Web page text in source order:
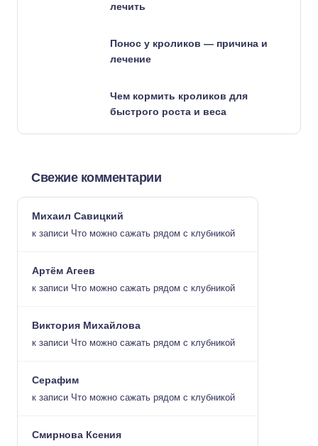
лечить
Понос у кроликов — причина и
лечение
Чем кормить кроликов для
быстрого роста и веса
Свежие комментарии
Михаил Савицкий
к записи Что можно сажать рядом с клубникой
Артём Агеев
к записи Что можно сажать рядом с клубникой
Виктория Михайлова
к записи Что можно сажать рядом с клубникой
Серафим
к записи Что можно сажать рядом с клубникой
Смирнова Ксения